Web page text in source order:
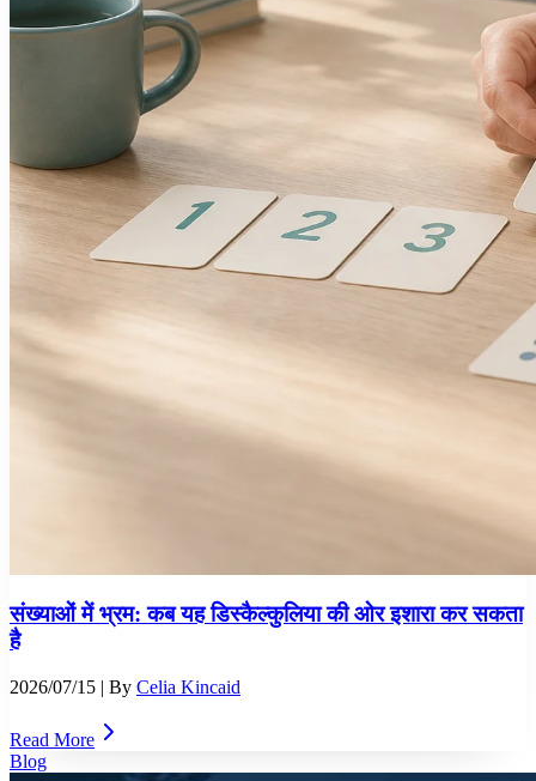
संख्याओं में भ्रम: कब यह डिस्कैल्कुलिया की ओर इशारा कर सकता
है
2026/07/15 | By Celia Kincaid
Read More
Blog